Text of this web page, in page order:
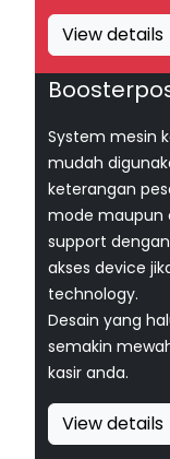
View details
System mesin
mudah
keterangan
mode maupun
support
akses device
technology.
Desain yang
semakin
kasir anda.
View details